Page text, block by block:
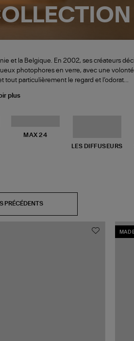
et la Belgique. En 2002, ses créateurs
photophores en verre, avec une
tout particulièrement le regard et l’odorat…
plus
MAX 24
LES DIFFUSEURS
PRÉCÉDENTS